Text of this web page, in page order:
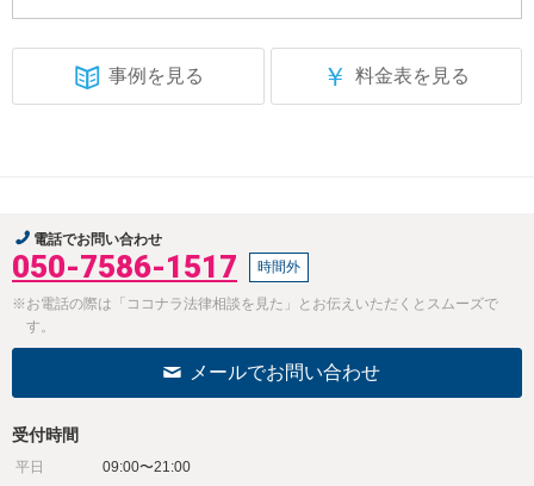
事例を見る ￥ 料金表を見る
電話でお問い合わせ
050-7586-1517 時間外
※お電話の際は「ココナラ法律相談を見た」とお伝えいただくとスムーズで
す。
メールでお問い合わせ
受付時間
平日
09:00〜21:00